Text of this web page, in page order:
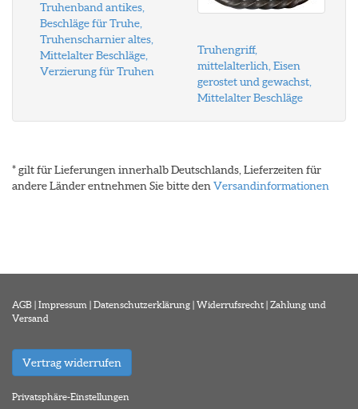
Truhenband antikes,
Beschläge für Truhe,
Truhenscharnier altes,
Mittelalter Beschläge,
Verzierung für Truhen
Truhengriff,
mittelalterlich, Eisen
gerostet und gewachst,
Mittelalter Beschläge
* gilt für Lieferungen innerhalb Deutschlands, Lieferzeiten für
andere Länder entnehmen Sie bitte denVersandinformationen
AGB Impressum Datenschutzerklärung Widerrufsrecht
Zahlung und
Versand
Vertrag widerrufen
Privatsphäre-Einstellungen